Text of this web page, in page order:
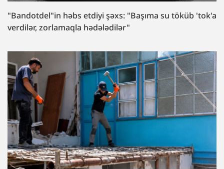
"Bandotdel"in həbs etdiyi şəxs: "Başıma su töküb 'tok'a
verdilər, zorlamaqla hədələdilər"